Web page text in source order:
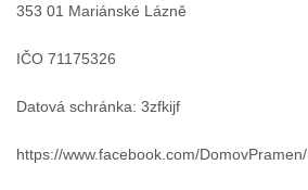
353 01 Mariánské Lázně
IČO 71175326
Datová schránka: 3zfkijf
https://www.facebook.com/DomovPramen/